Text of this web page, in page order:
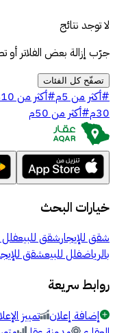
لا توجد نتائج
جرّب إزالة بعض الفلاتر أو
تصفّح كل الفئات
#أكثر من 5م #أكثر من 10م
30م #أكثر من 50م
خيارات البحث
شقق للإيجارشقق للبيعفلل
بالرياضفلل للبيعشقق
روابط سريعة
إضافة إعلان تمييز